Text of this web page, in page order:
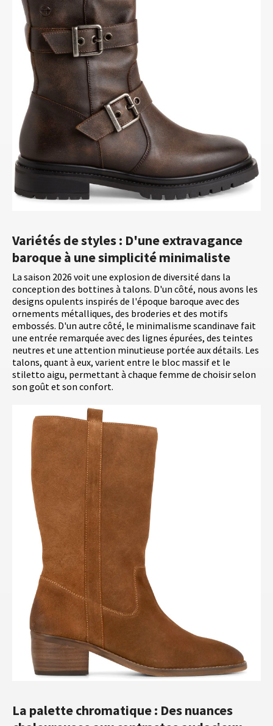
Variétés de styles : D'une extravagance
baroque à une simplicité minimaliste
La saison 2026 voit une explosion de diversité dans la
conception des bottines à talons. D'un côté, nous avons les
designs opulents inspirés de l'époque baroque avec des
ornements métalliques, des broderies et des motifs
embossés. D'un autre côté, le minimalisme scandinave fait
une entrée remarquée avec des lignes épurées, des teintes
neutres et une attention minutieuse portée aux détails. Les
talons, quant à eux, varient entre le bloc massif et le
stiletto aigu, permettant à chaque femme de choisir selon
son goût et son confort.
La palette chromatique : Des nuances